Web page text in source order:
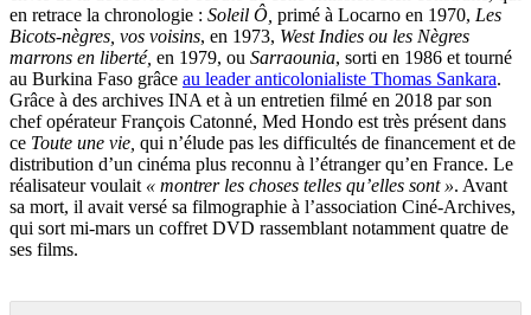
en retrace la chronologie : Soleil Ô, primé à Locarno en 1970, Les
Bicots-nègres, vos voisins, en 1973, West Indies ou les Nègres
marrons en liberté, en 1979, ou Sarraounia, sorti en 1986 et tourné
au Burkina Faso grâce au leader anticolonialiste Thomas Sankara.
Grâce à des archives INA et à un entretien filmé en 2018 par son
chef opérateur François Catonné, Med Hondo est très présent dans
ce Toute une vie, qui n’élude pas les difficultés de financement et de
distribution d’un cinéma plus reconnu à l’étranger qu’en France. Le
réalisateur voulait « montrer les choses telles qu’elles sont ». Avant
sa mort, il avait versé sa filmographie à l’association Ciné-Archives,
qui sort mi-mars un coffret DVD rassemblant notamment quatre de
ses films.